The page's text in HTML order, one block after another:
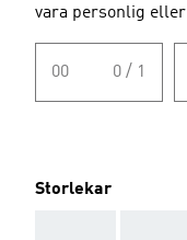
vara personlig
00 0 / 1
Storlekar